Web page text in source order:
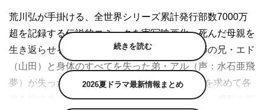
荒川弘が手掛ける、全世界シリーズ累計発行部数7000万
超を記録する伝説的コミックを実写映画化。死んだ母親を
生き返らせるため、手足を失った天才錬金術師の兄・エド
（山田）と身体のすべてを失った弟・アル（声：水石亜飛
夢）が失った身体を取り戻すため、“賢者の石”を求めて各
地を旅する姿を壮大なスケールと世界観で描く、感動の冒
続きを読む
2026夏ドラマ最新情報まとめ